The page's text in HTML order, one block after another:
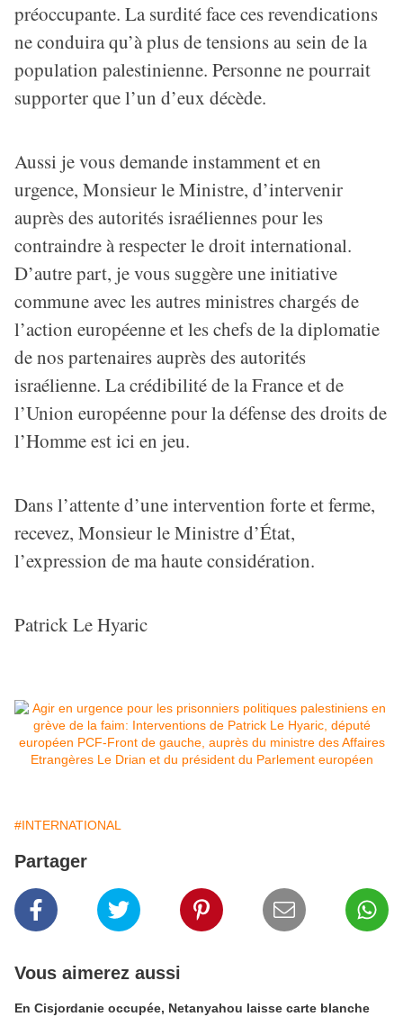
préoccupante. La surdité face ces revendications
ne conduira qu’à plus de tensions au sein de la
population palestinienne. Personne ne pourrait
supporter que l’un d’eux décède.
Aussi je vous demande instamment et en
urgence, Monsieur le Ministre, d’intervenir
auprès des autorités israéliennes pour les
contraindre à respecter le droit international.
D’autre part, je vous suggère une initiative
commune avec les autres ministres chargés de
l’action européenne et les chefs de la diplomatie
de nos partenaires auprès des autorités
israélienne. La crédibilité de la France et de
l’Union européenne pour la défense des droits de
l’Homme est ici en jeu.
Dans l’attente d’une intervention forte et ferme,
recevez, Monsieur le Ministre d’État,
l’expression de ma haute considération.
Patrick Le Hyaric
#INTERNATIONAL
Partager
Vous aimerez aussi
En Cisjordanie occupée, Netanyahou laisse carte blanche